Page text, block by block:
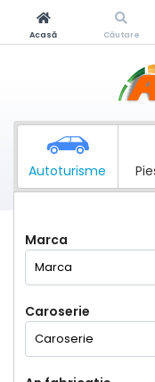
Autoturisme
Marca
Caroserie
Acasă Căutare